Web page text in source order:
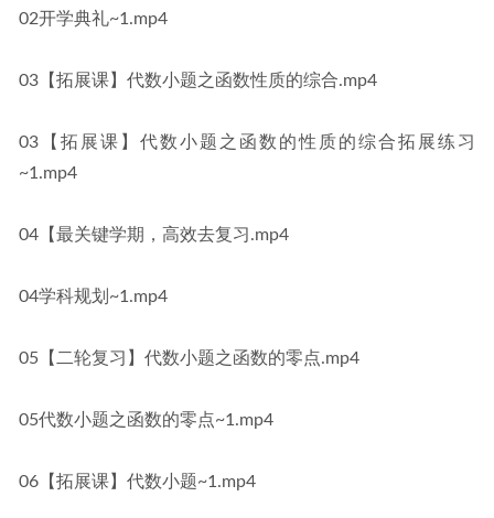
02开学典礼~1.mp4
03【拓展课】代数小题之函数性质的综合.mp4
03【拓展课】代数小题之函数的性质的综合拓展练习
~1.mp4
04【最关键学期，高效去复习.mp4
04学科规划~1.mp4
05【二轮复习】代数小题之函数的零点.mp4
05代数小题之函数的零点~1.mp4
06【拓展课】代数小题~1.mp4